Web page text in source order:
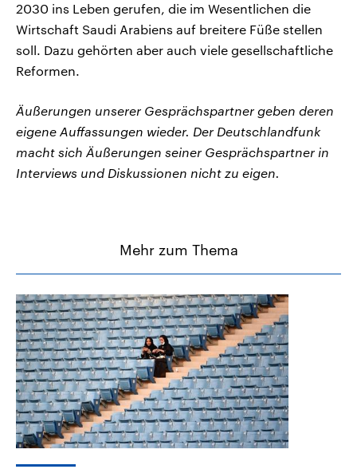
2030 ins Leben gerufen, die im Wesentlichen die
Wirtschaft Saudi Arabiens auf breitere Füße stellen
soll. Dazu gehörten aber auch viele gesellschaftliche
Reformen.
Äußerungen unserer Gesprächspartner geben deren
eigene Auffassungen wieder. Der Deutschlandfunk
macht sich Äußerungen seiner Gesprächspartner in
Interviews und Diskussionen nicht zu eigen.
Mehr zum Thema